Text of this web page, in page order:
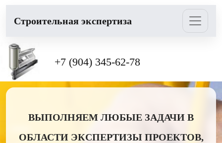
Cтроительная экспертиза
+7 (904) 345-62-78
ВЫПОЛНЯЕМ ЛЮБЫЕ ЗАДАЧИ В
ОБЛАСТИ ЭКСПЕРТИЗЫ ПРОЕКТОВ,